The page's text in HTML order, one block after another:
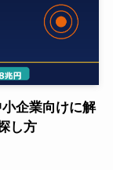
企業向けに解
し方